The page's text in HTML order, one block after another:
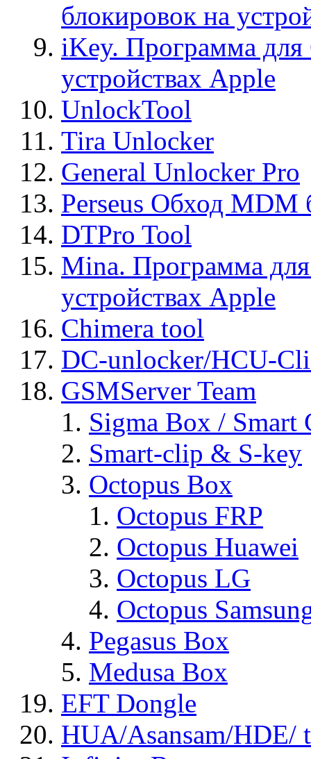
блокировок на
iKey. Программа для
устройствах Apple
UnlockTool
Tira Unlocker
General Unlocker Pro
Perseus Обход MDM
DTPro Tool
Mina. Программа
устройствах Apple
Chimera tool
DC-unlocker/HCU-
GSMServer Team
Sigma Box / Smart
Smart-clip & S-key
Octopus Box
Octopus FRP
Octopus Huawei
Octopus LG
Octopus
Pegasus Box
Medusa Box
EFT Dongle
HUA/Asansam/HDE/